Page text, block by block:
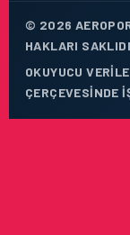
© 2026
HAKLARI
OKUYUCU
ÇERÇEVESINDE